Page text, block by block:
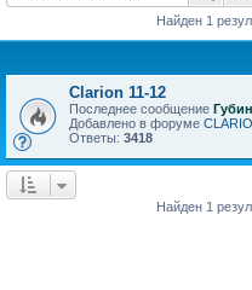
Найден 1
Clarion 11-12
Последнее сообщение
Добавлено в форуме
Ответы: 3418
Найден 1